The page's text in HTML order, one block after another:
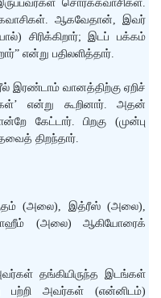
சொர்க்கவாசிகள்.
ஆகவேதான், இவர்
சிரிக்கிறார்; இடப் பக்கம்
என்று பதிலளித்தார்.
இரண்டாம் வானத்திற்கு ஏறிச்
என்று கூறினார். அதன்
கேட்டார். பிறகு (முன்பு
திறந்தார்.
(அலை), இத்ரீஸ் (அலை),
(அலை) ஆகியோரைக்
தங்கியிருந்த இடங்கள்
பற்றி அவர்கள் (என்னிடம்)